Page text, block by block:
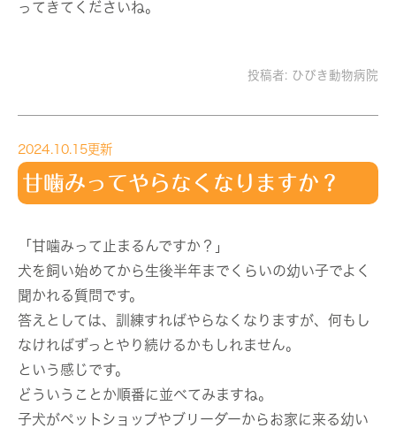
ってきてくださいね。
投稿者: ひびき動物病院
2024.10.15更新
甘噛みってやらなくなりますか？
「甘噛みって止まるんですか？」
犬を飼い始めてから生後半年までくらいの幼い子でよく
聞かれる質問です。
答えとしては、訓練すればやらなくなりますが、何もし
なければずっとやり続けるかもしれません。
という感じです。
どういうことか順番に並べてみますね。
子犬がペットショップやブリーダーからお家に来る幼い